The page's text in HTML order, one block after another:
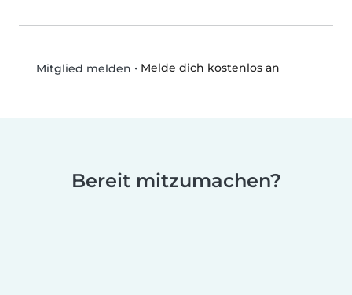
Mitglied melden • Melde dich kostenlos an
Bereit mitzumachen?